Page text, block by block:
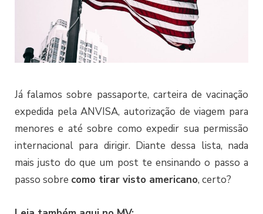
Já falamos sobre passaporte, carteira de vacinação
expedida pela ANVISA, autorização de viagem para
menores e até sobre como expedir sua permissão
internacional para dirigir. Diante dessa lista, nada
mais justo do que um post te ensinando o passo a
passo sobre como tirar visto americano, certo?